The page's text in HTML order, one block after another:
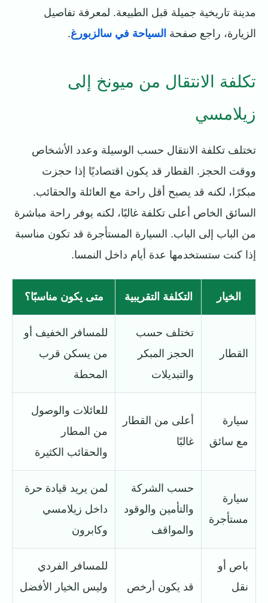
مدينة تاريخية جميلة قبل الطبيعة. لمعرفة تفاصيل
الزيارة، راجع صفحة السياحة في سالزبورغ.
تكلفة الانتقال من ميونخ إلى
زيلامسي
تختلف تكلفة الانتقال حسب الوسيلة وعدد الأشخاص
ووقت الحجز. القطار قد يكون اقتصاديًا إذا حجزت
مبكرًا، لكنه قد يصبح أقل راحة مع العائلة والحقائب.
السائق الخاص أعلى تكلفة غالبًا، لكنه يوفر راحة مباشرة
من الباب إلى الباب. السيارة المستأجرة قد تكون مناسبة
إذا كنت ستستخدمها عدة أيام داخل النمسا.
الخيار التكلفة التقريبية متى يكون مناسبًا؟
القطار
تختلف حسب
الحجز المبكر
والتبديلات
للمسافر الخفيف أو
من يسكن قرب
المحطة
سيارة
مع سائق
أعلى من القطار
غالبًا
للعائلات والوصول
من المطار
والحقائب الكثيرة
سيارة
مستأجرة
حسب الشركة
والتأمين والوقود
والمواقف
لمن يريد قيادة حرة
داخل زيلامسي
وكابرون
باص أو
نقل
قد يكون أرخص
للمسافر الفردي
وليس الخيار الأفضل